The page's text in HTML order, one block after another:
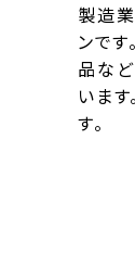
製造
ンで
品な
いま
す。